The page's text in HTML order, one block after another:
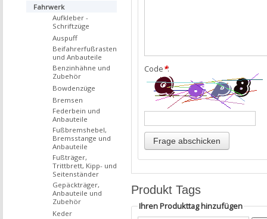
Code*:
Produkt Tags
Ihren Produkttag hinzufügen
Fahrwerk
Aufkleber -
Schriftzüge
Auspuff
Beifahrerfußrasten
und Anbauteile
Benzinhähne und
Zubehör
Bowdenzüge
Bremsen
Federbein und
Anbauteile
Fußbremshebel,
Bremsstange und
Anbauteile
Fußträger,
Trittbrett, Kipp- und
Seitenständer
Gepäckträger,
Anbauteile und
Zubehör
Keder